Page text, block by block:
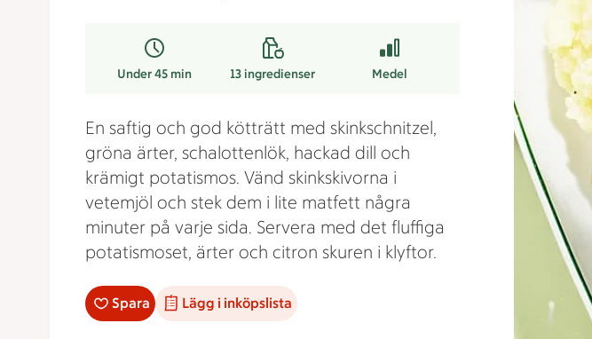
Under 45 min 13ingredienser Medel
En saftig och god kötträtt med skinkschnitzel,
gröna ärter, schalottenlök, hackad dill och
krämigt potatismos. Vänd skinkskivorna i
vetemjöl och stek dem i lite matfett några
minuter på varje sida. Servera med det fluffiga
potatismoset, ärter och citron skuren i klyftor.
Spara Lägg i inköpslista